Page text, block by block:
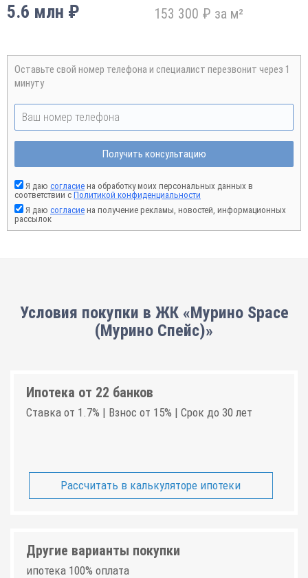
5.6 млн ₽ 153 300 ₽ за м²
Оставьте свой номер телефона и специалист перезвонит через 1
минуту
Получить консультацию
Я даю согласие на обработку моих персональных данных в
соответствии с Политикой конфиденциальности
Я даю согласие на получение рекламы, новостей, информационных
рассылок
Условия покупки в ЖК «Мурино Space
(Мурино Спейс)»
Ипотека от 22 банков
Ставка от 1.7% | Взнос от 15% | Срок до 30 лет
Рассчитать в калькуляторе ипотеки
Другие варианты покупки
ипотека 100% оплата